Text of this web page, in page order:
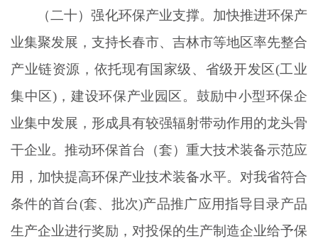
（二十）强化环保产业支撑。加快推进环保产
业集聚发展，支持长春市、吉林市等地区率先整合
产业链资源，依托现有国家级、省级开发区(工业
集中区)，建设环保产业园区。鼓励中小型环保企
业集中发展，形成具有较强辐射带动作用的龙头骨
干企业。推动环保首台（套）重大技术装备示范应
用，加快提高环保产业技术装备水平。对我省符合
条件的首台(套、批次)产品推广应用指导目录产品
生产企业进行奖励，对投保的生产制造企业给予保